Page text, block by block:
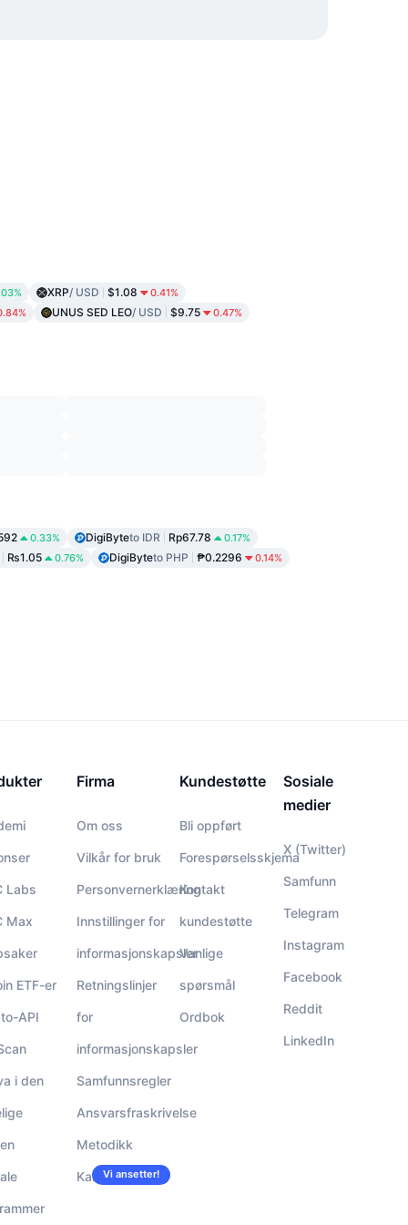
XRP/ USD $1.08 0.41%
UNUS SED LEO/ USD $9.75 0.47%
0.33% DigiByteto IDR Rp67.78 0.17%
₨1.05 0.76% DigiByteto PHP ₱0.2296 0.14%
Labs
Max
ETF-er
API
i den
Firma
Om oss
Vilkår for bruk
Personvernerklæring
Innstillinger for
informasjonskapsler
Retningslinjer
for
informasjonskapsler
Samfunnsregler
Ansvarsfraskrivelse
Metodikk
KarriererVi ansetter!
Kundestøtte
Bli oppført
Forespørselsskjema
Kontakt
kundestøtte
Vanlige
spørsmål
Ordbok
Sosiale
medier
X (Twitter)
Samfunn
Telegram
Instagram
Facebook
Reddit
LinkedIn